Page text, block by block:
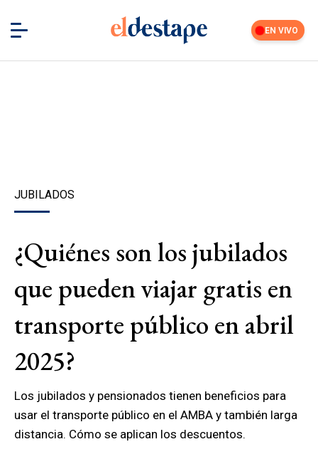
EN VIVO
JUBILADOS
¿Quiénes son los jubilados
que pueden viajar gratis en
transporte público en abril
2025?
Los jubilados y pensionados tienen beneficios para
usar el transporte público en el AMBA y también larga
distancia. Cómo se aplican los descuentos.